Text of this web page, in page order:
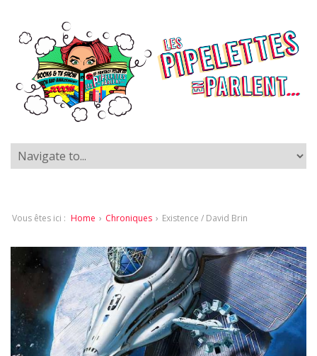
Vous êtes ici : Home › Chroniques › Existence / David Brin